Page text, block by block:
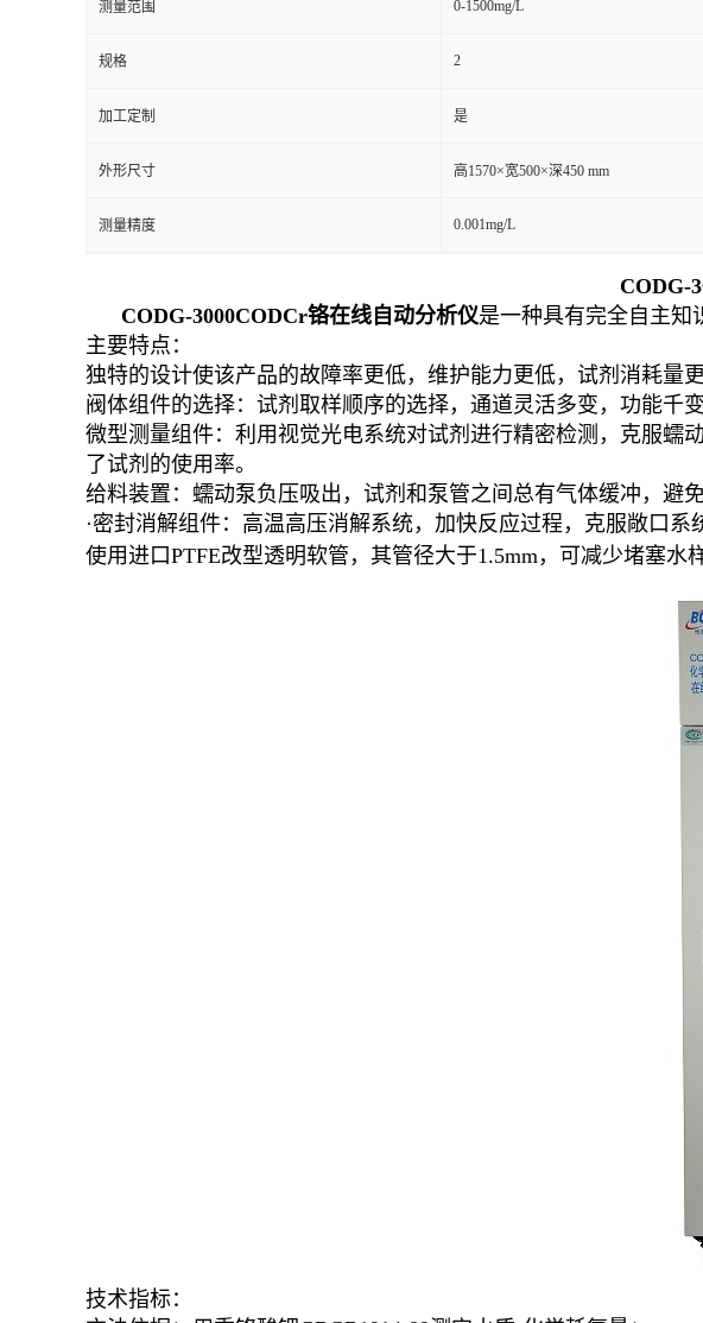
测量范围 0-1500mg/L
规格 2
加工定制 是
外形尺寸 高1570×宽500×深450 mm
测量精度 0.001mg/L
CODG-
CODG-3000CODCr铬在线自动分析仪是一种具有完全自主知
主要特点：
独特的设计使该产品的故障率更低，维护能力更低，试剂消耗量
阀体组件的选择：试剂取样顺序的选择，通道灵活多变，功能千
微型测量组件：利用视觉光电系统对试剂进行精密检测，克服蠕
了试剂的使用率。
给料装置：蠕动泵负压吸出，试剂和泵管之间总有气体缓冲，避
·密封消解组件：高温高压消解系统，加快反应过程，克服敞口系
使用进口PTFE改型透明软管，其管径大于1.5mm，可减少堵塞水
技术指标：